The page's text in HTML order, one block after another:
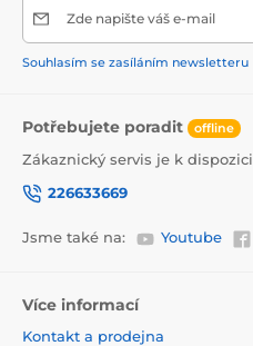
Zde napište váš e-mail
Souhlasím se zasíláním newsletteru
Potřebujete poradit offline
Zákaznický servis je k dispozici
226633669
Jsme také na: Youtube
Více informací
Kontakt a prodejna